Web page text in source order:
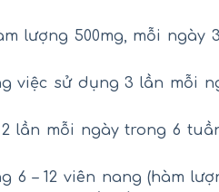
lượng 500mg, mỗi
việc sử dụng 3 lần mỗi
2 lần mỗi ngày trong 6
6 – 12 viên nang (hàm